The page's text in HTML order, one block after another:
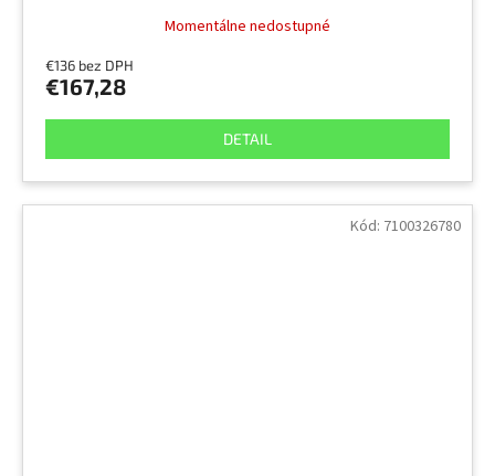
Momentálne nedostupné
€136 bez DPH
€167,28
DETAIL
Kód: 7100326780